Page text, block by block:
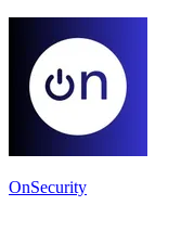
OnSecurity